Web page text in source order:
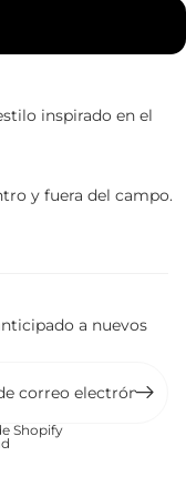
inspirado en el
y fuera del campo.
a nuevos
Shopify